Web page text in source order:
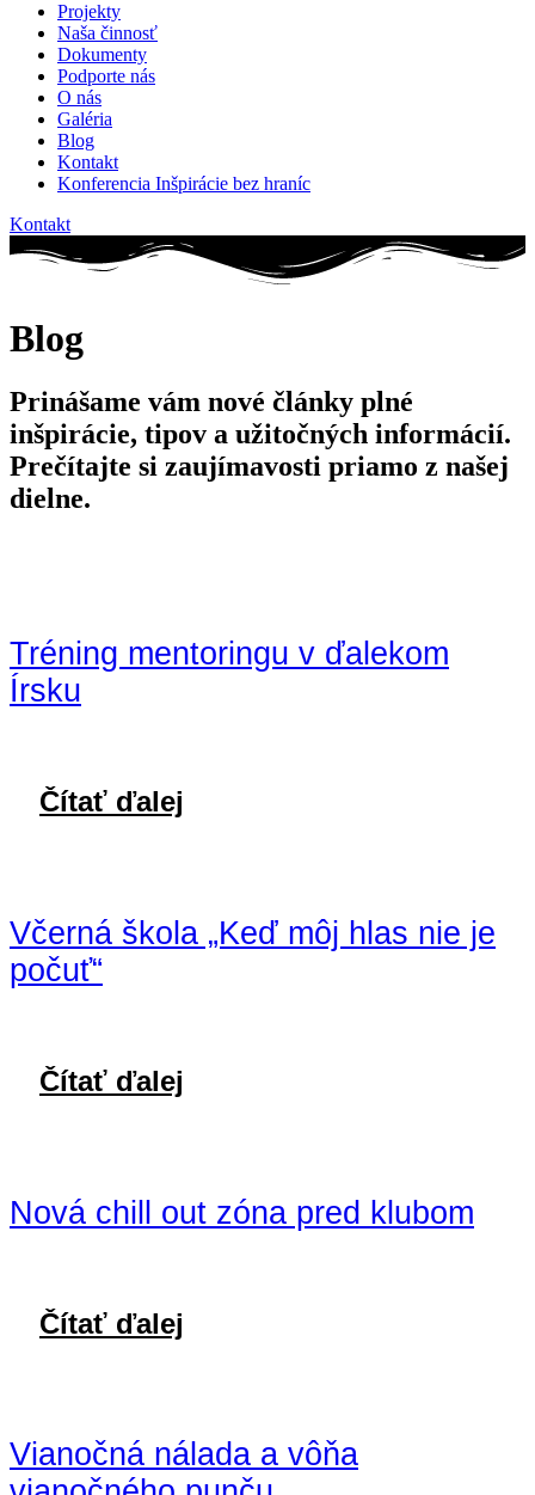
Projekty
Naša činnosť
Dokumenty
Podporte nás
O nás
Galéria
Blog
Kontakt
Konferencia Inšpirácie bez hraníc
Kontakt
Blog
Prinášame vám nové články plné
inšpirácie, tipov a užitočných informácií.
Prečítajte si zaujímavosti priamo z našej
dielne.
Tréning mentoringu v ďalekom
Írsku
Čítať ďalej
Včerná škola „Keď môj hlas nie je
počuť“
Čítať ďalej
Nová chill out zóna pred klubom
Čítať ďalej
Vianočná nálada a vôňa